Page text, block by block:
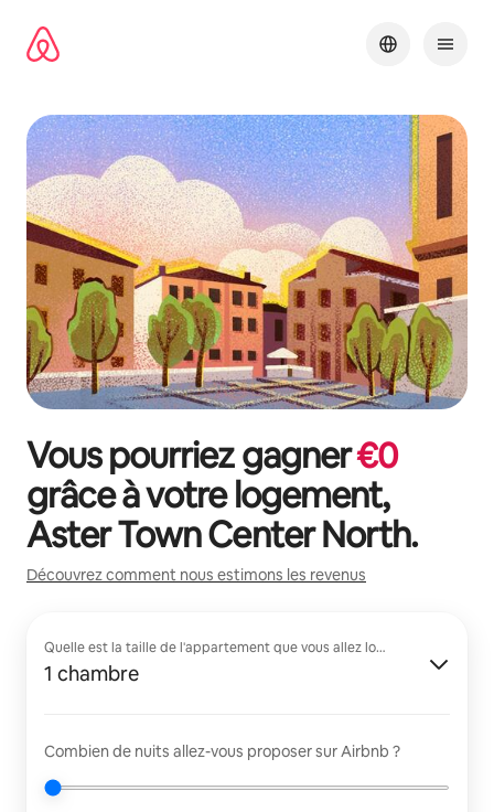
directement
Vous pourriez gagner€0
grâce à votre logement,
Aster Town Center North.
Découvrez comment nous estimons les revenus
Quelle est la taille de l'appartement que vous allez louer ?
1 chambre
Combien de nuits allez-vous proposer sur Airbnb ?